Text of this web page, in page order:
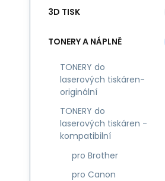
3D TISK
TONERY A NÁPLNĚ
TONERY do
laserových tiskáren-
originální
TONERY do
laserových tiskáren -
kompatibilní
pro Brother
pro Canon